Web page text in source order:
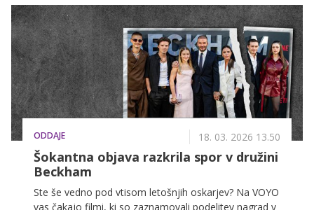
ODDAJE 18. 03. 2026 13.50
Šokantna objava razkrila spor v družini
Beckham
Ste še vedno pod vtisom letošnjih oskarjev? Na VOYO
vas čakajo filmi, ki so zaznamovali podelitev nagrad v